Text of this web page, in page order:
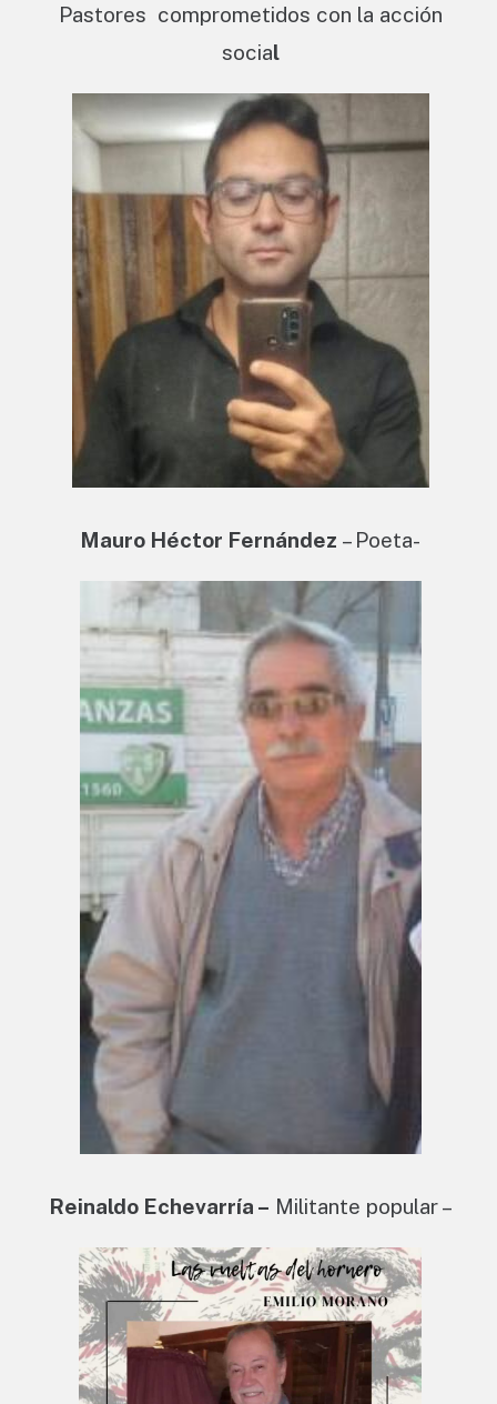
Pastores comprometidos con la acción
social
Mauro Héctor Fernández – Poeta-
Reinaldo Echevarría – Militante popular –